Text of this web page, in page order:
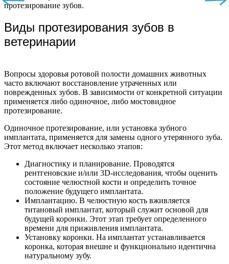
протезирование зубов.
Виды протезирования зубов в
ветеринарии
Вопросы здоровья ротовой полости домашних животных
часто включают восстановление утраченных или
поврежденных зубов. В зависимости от конкретной ситуации
применяется либо одиночное, либо мостовидное
протезирование.
Одиночное протезирование, или установка зубного
имплантата, применяется для замены одного утерянного зуба.
Этот метод включает несколько этапов:
Диагностику и планирование. Проводятся
рентгеновские и/или 3D-исследования, чтобы оценить
состояние челюстной кости и определить точное
положение будущего имплантата.
Имплантацию. В челюстную кость вживляется
титановый имплантат, который служит основой для
будущей коронки. Этот этап требует определенного
времени для приживления имплантата.
Установку коронки. На имплантат устанавливается
коронка, которая внешне и функционально идентична
натуральному зубу.